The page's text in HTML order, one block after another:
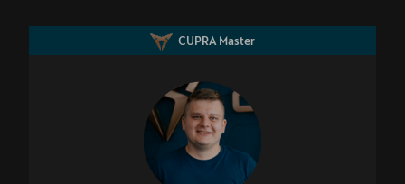
CUPRA Master